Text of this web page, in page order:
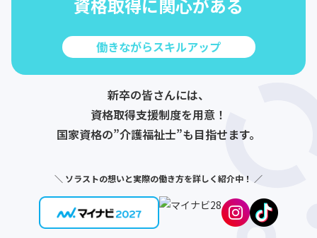
資格取得に関心がある
働きながらスキルアップ
新卒の皆さんには、
資格取得支援制度を用意！
国家資格の”介護福祉士”も目指せます。
＼ ソラストの想いと実際の働き方を詳しく紹介中！ ／